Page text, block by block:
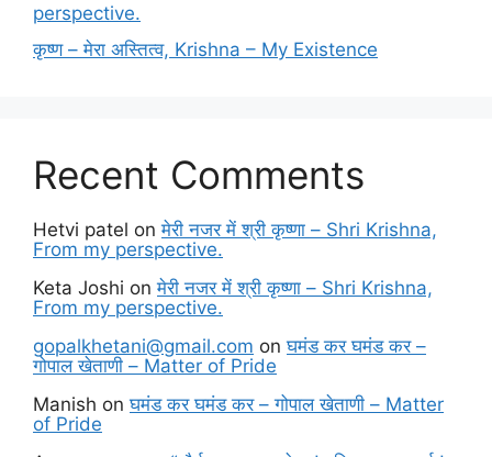
perspective.
कृष्ण – मेरा अस्तित्व, Krishna – My Existence
Recent Comments
Hetvi patel onमेरी नजर में श्री कृष्णा – Shri Krishna,
From my perspective.
Keta Joshi onमेरी नजर में श्री कृष्णा – Shri Krishna,
From my perspective.
gopalkhetani@gmail.com onघमंड कर घमंड कर –
गोपाल खेताणी – Matter of Pride
Manish onघमंड कर घमंड कर – गोपाल खेताणी – Matter
of Pride